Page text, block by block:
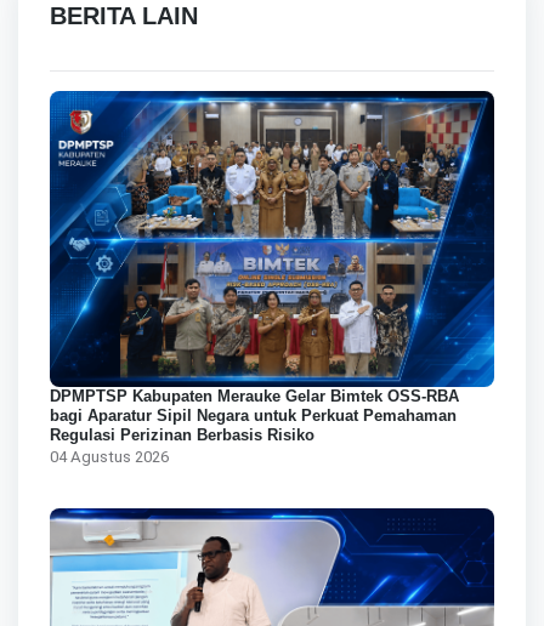
BERITA LAIN
DPMPTSP Kabupaten Merauke Gelar Bimtek OSS-RBA
bagi Aparatur Sipil Negara untuk Perkuat Pemahaman
Regulasi Perizinan Berbasis Risiko
04 Agustus 2026